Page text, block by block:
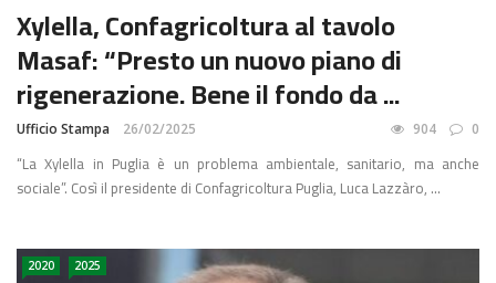
Xylella, Confagricoltura al tavolo
Masaf: “Presto un nuovo piano di
rigenerazione. Bene il fondo da ...
Ufficio Stampa 26/02/2025 904 0
“La Xylella in Puglia è un problema ambientale, sanitario, ma anche
sociale”. Così il presidente di Confagricoltura Puglia, Luca Lazzàro, ...
2020 2025